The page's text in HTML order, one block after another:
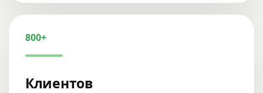
800+
Клиентов